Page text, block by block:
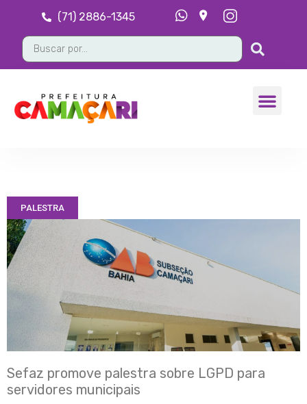
(71) 2886-1345
PALESTRA
Sefaz promove palestra sobre LGPD para
servidores municipais